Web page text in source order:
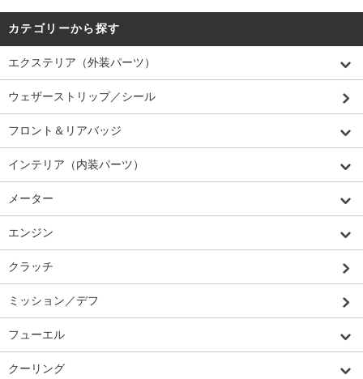
カテゴリーから探す
エクステリア（外装パーツ）
ウェザーストリップ／シール
フロント＆リアバッジ
インテリア（内装パーツ）
メーター
エンジン
クラッチ
ミッション／デフ
フューエル
クーリング